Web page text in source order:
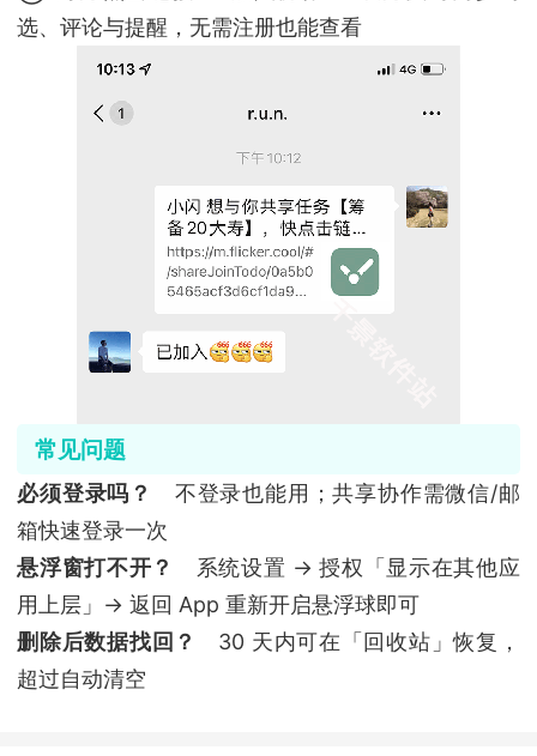
选、评论与提醒，无需注册也能查看
常见问题
必须登录吗？
不登录也能用；共享协作需微信/邮
箱快速登录一次
悬浮窗打不开？
系统设置 → 授权「显示在其他应
用上层」→ 返回 App 重新开启悬浮球即可
删除后数据找回？
30 天内可在「回收站」恢复，
超过自动清空